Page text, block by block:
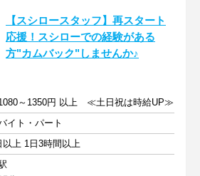
【スシロースタッフ】再スタート
応援！スシローでの経験がある
方"カムバック"しませんか♪
～1350円 以上 ≪土日祝は時給UP≫
イト・パート
以上 1日3時間以上